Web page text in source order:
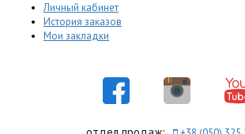
Личный кабинет
История заказов
Мои закладки